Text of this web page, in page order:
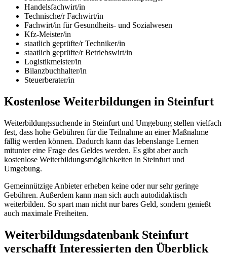
Handelsfachwirt/in
Technische/r Fachwirt/in
Fachwirt/in für Gesundheits- und Sozialwesen
Kfz-Meister/in
staatlich geprüfte/r Techniker/in
staatlich geprüfte/r Betriebswirt/in
Logistikmeister/in
Bilanzbuchhalter/in
Steuerberater/in
Kostenlose Weiterbildungen in Steinfurt
Weiterbildungssuchende in Steinfurt und Umgebung stellen vielfach
fest, dass hohe Gebühren für die Teilnahme an einer Maßnahme
fällig werden können. Dadurch kann das lebenslange Lernen
mitunter eine Frage des Geldes werden. Es gibt aber auch
kostenlose Weiterbildungsmöglichkeiten in Steinfurt und
Umgebung.
Gemeinnützige Anbieter erheben keine oder nur sehr geringe
Gebühren. Außerdem kann man sich auch autodidaktisch
weiterbilden. So spart man nicht nur bares Geld, sondern genießt
auch maximale Freiheiten.
Weiterbildungsdatenbank Steinfurt
verschafft Interessierten den Überblick